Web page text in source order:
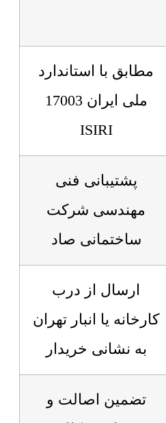
مطابق با استاندارد
ملی ایران 17003
ISIRI
پشتیبانی فنی
مهندسی شرکت
ساختمانی صاد
ارسال از درب
کارخانه یا انبار تهران
به نشانی خریدار
تضمین اصالت و